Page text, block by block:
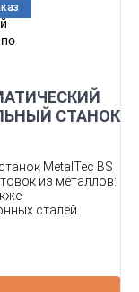
СТАНОК
MetalTec BS
из металлов:
сталей.